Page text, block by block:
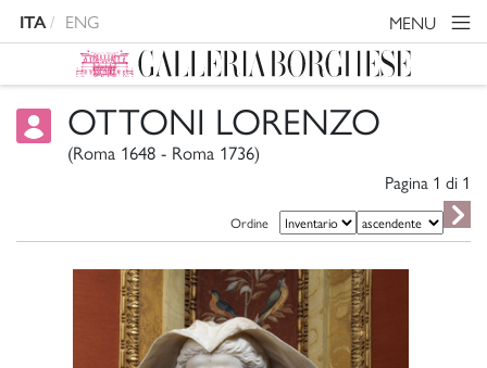
ITA ENG MENU
OTTONI LORENZO
(Roma 1648 - Roma 1736)
Pagina 1 di 1
Ordine